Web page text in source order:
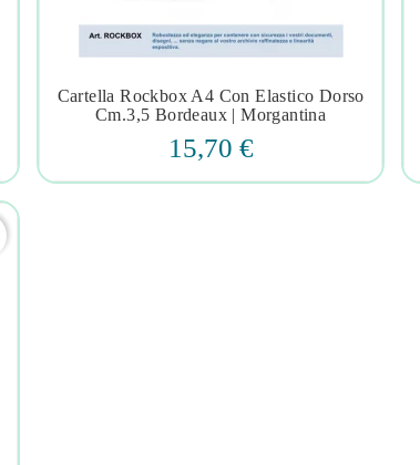
   
Cartella Rockbox A4 Con Elastico Dorso
Cm.3,5 Bordeaux | Morgantina
15,70 €